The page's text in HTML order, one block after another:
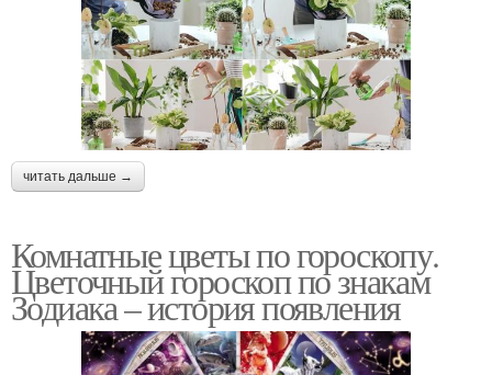
читать дальше →
Комнатные цветы по гороскопу.
Цветочный гороскоп по знакам
Зодиака – история появления